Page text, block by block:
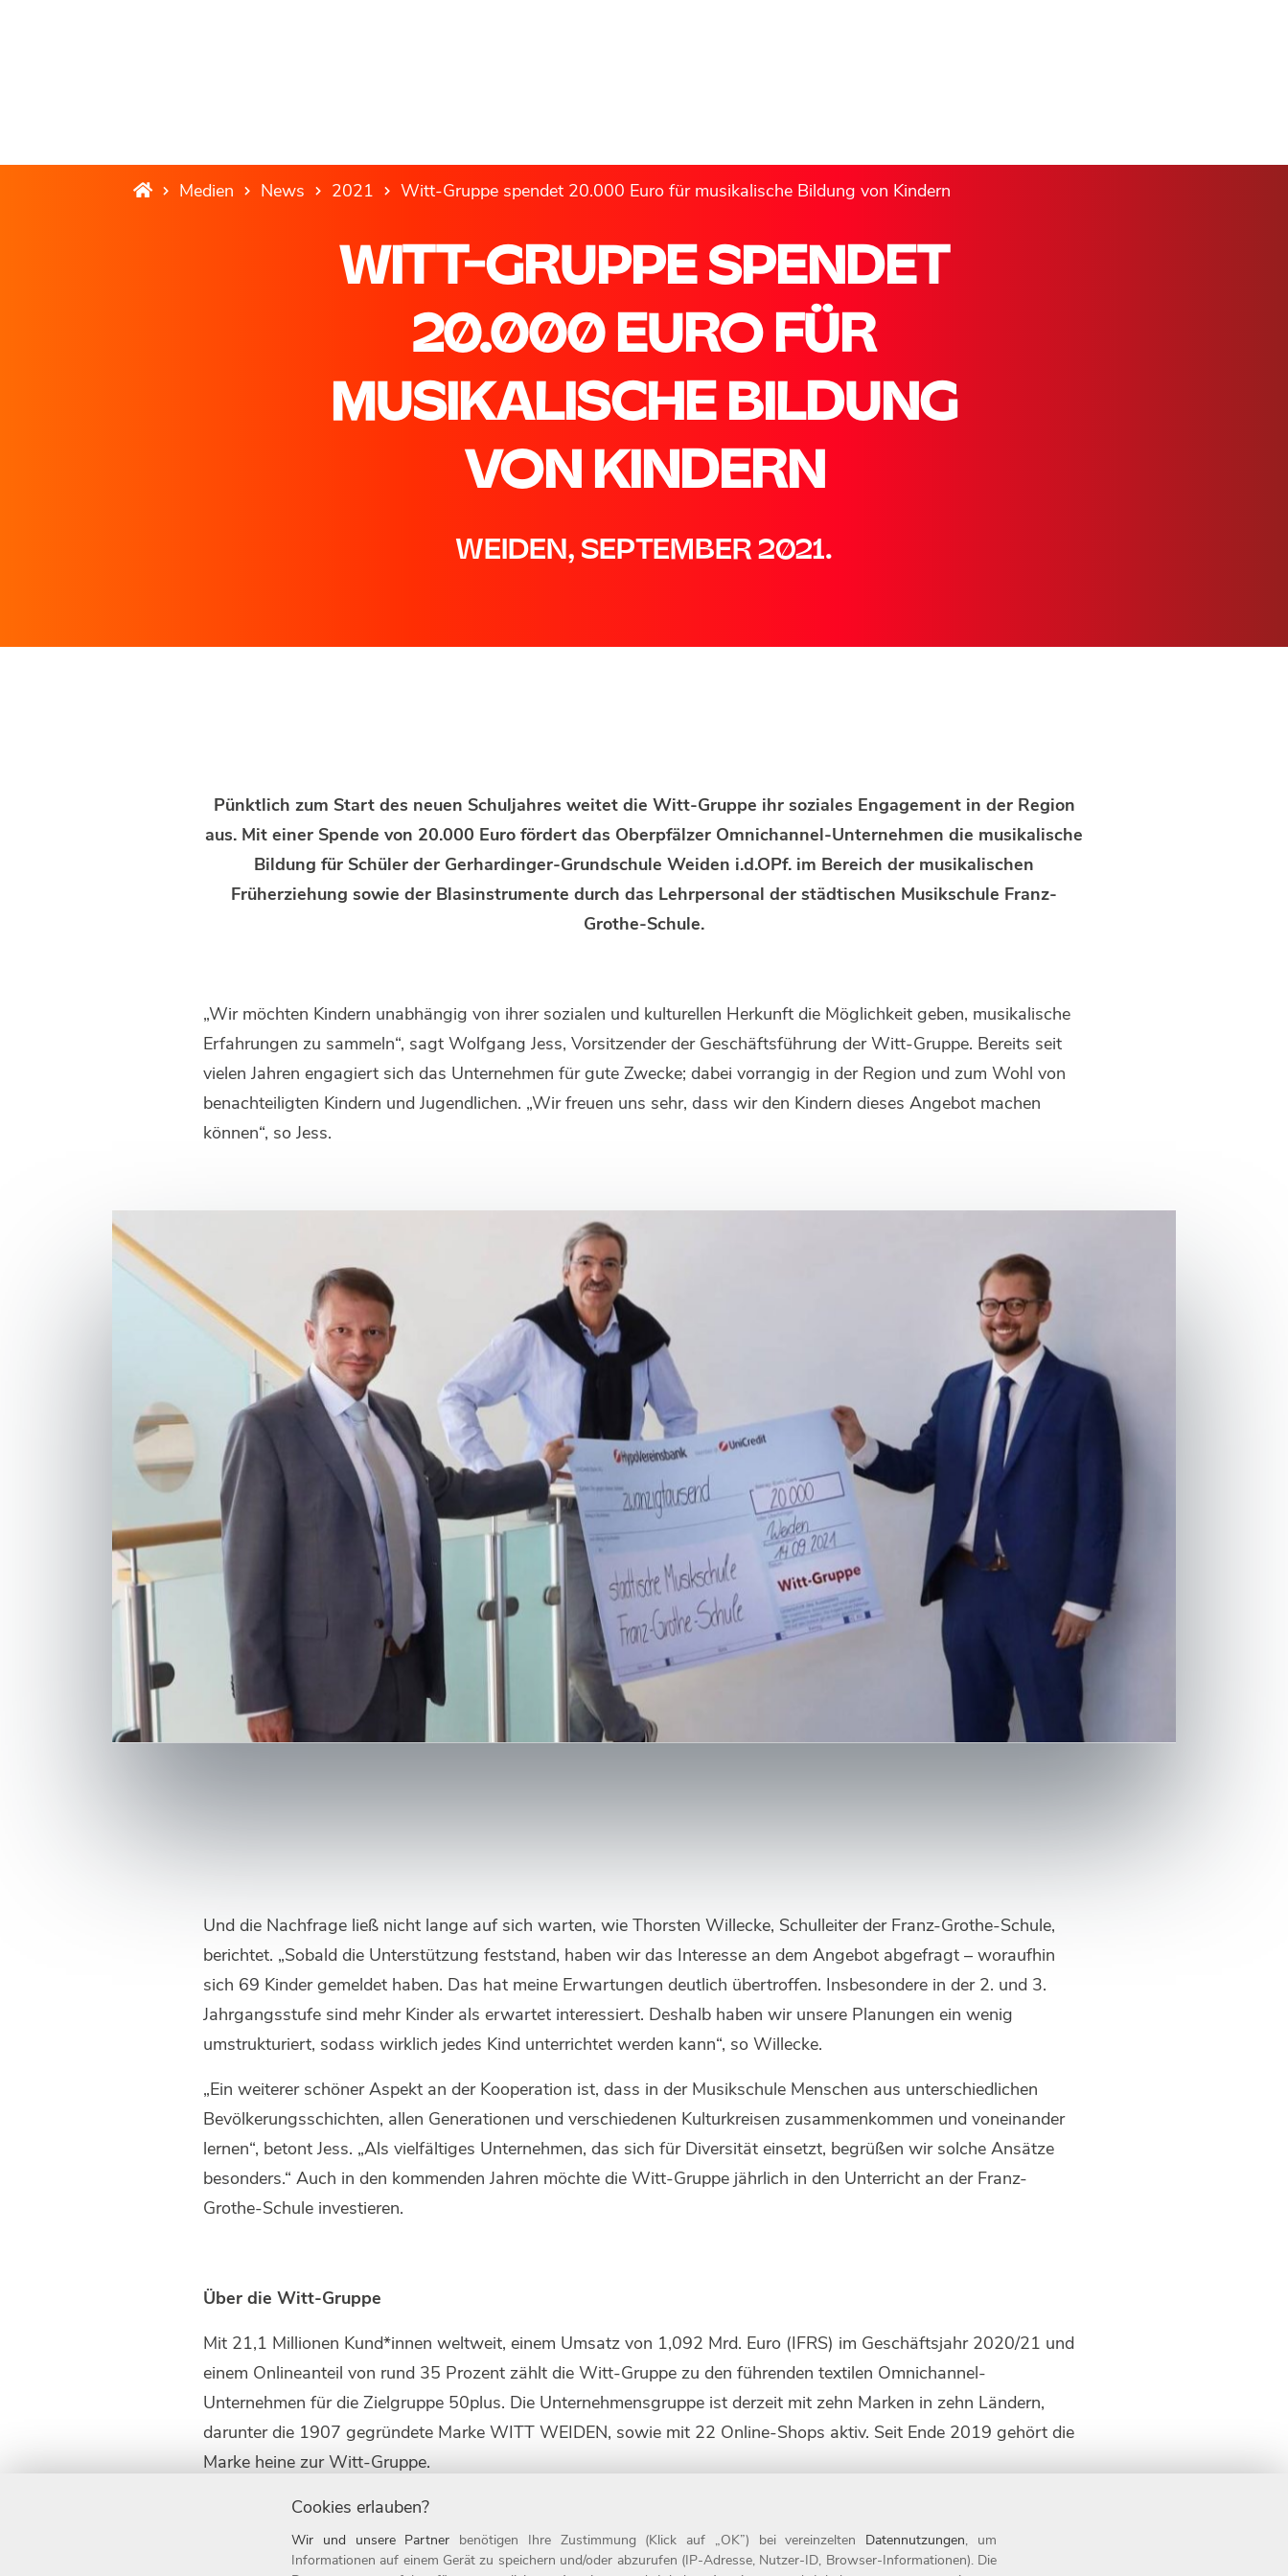
Medien News 2021 Witt-Gruppe spendet 20.000 Euro für musikalische Bildung von Kindern
WITT-GRUPPE SPENDET
20.000 EURO FÜR
MUSIKALISCHE BILDUNG
VON KINDERN
WEIDEN, SEPTEMBER 2021.
Pünktlich zum Start des neuen Schuljahres weitet die Witt-Gruppe ihr soziales Engagement in der Region
aus. Mit einer Spende von 20.000 Euro fördert das Oberpfälzer Omnichannel-Unternehmen die musikalische
Bildung für Schüler der Gerhardinger-Grundschule Weiden i.d.OPf. im Bereich der musikalischen
Früherziehung sowie der Blasinstrumente durch das Lehrpersonal der städtischen Musikschule Franz-
Grothe-Schule.
„Wir möchten Kindern unabhängig von ihrer sozialen und kulturellen Herkunft die Möglichkeit geben, musikalische
Erfahrungen zu sammeln“, sagt Wolfgang Jess, Vorsitzender der Geschäftsführung der Witt-Gruppe. Bereits seit
vielen Jahren engagiert sich das Unternehmen für gute Zwecke; dabei vorrangig in der Region und zum Wohl von
benachteiligten Kindern und Jugendlichen. „Wir freuen uns sehr, dass wir den Kindern dieses Angebot machen
können“, so Jess.
Und die Nachfrage ließ nicht lange auf sich warten, wie Thorsten Willecke, Schulleiter der Franz-Grothe-Schule,
berichtet. „Sobald die Unterstützung feststand, haben wir das Interesse an dem Angebot abgefragt – woraufhin
sich 69 Kinder gemeldet haben. Das hat meine Erwartungen deutlich übertroffen. Insbesondere in der 2. und 3.
Jahrgangsstufe sind mehr Kinder als erwartet interessiert. Deshalb haben wir unsere Planungen ein wenig
umstrukturiert, sodass wirklich jedes Kind unterrichtet werden kann“, so Willecke.
„Ein weiterer schöner Aspekt an der Kooperation ist, dass in der Musikschule Menschen aus unterschiedlichen
Bevölkerungsschichten, allen Generationen und verschiedenen Kulturkreisen zusammenkommen und voneinander
lernen“, betont Jess. „Als vielfältiges Unternehmen, das sich für Diversität einsetzt, begrüßen wir solche Ansätze
besonders.“ Auch in den kommenden Jahren möchte die Witt-Gruppe jährlich in den Unterricht an der Franz-
Grothe-Schule investieren.
Über die Witt-Gruppe
Mit 21,1 Millionen Kund*innen weltweit, einem Umsatz von 1,092 Mrd. Euro (IFRS) im Geschäftsjahr 2020/21 und
einem Onlineanteil von rund 35 Prozent zählt die Witt-Gruppe zu den führenden textilen Omnichannel-
Unternehmen für die Zielgruppe 50plus. Die Unternehmensgruppe ist derzeit mit zehn Marken in zehn Ländern,
darunter die 1907 gegründete Marke WITT WEIDEN, sowie mit 22 Online-Shops aktiv. Seit Ende 2019 gehört die
Marke heine zur Witt-Gruppe.
Arbeitgeber ausgezeichnet. Seit 1987 ist das Unternehmen mit Sitz in Weiden Teil der Otto Group. Die Otto Group
Cookies erlauben?
Wir und unsere Partner benötigen Ihre Zustimmung (Klick auf „OK”) bei vereinzelten Datennutzungen, um
Informationen auf einem Gerät zu speichern und/oder abzurufen (IP-Adresse, Nutzer-ID, Browser-Informationen). Die